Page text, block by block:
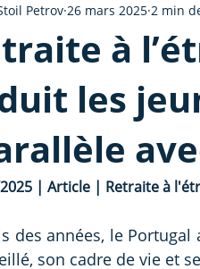
à
les
Petrov 26 mars 2025 2 min
| Article | Retraite à
des années, le
son cadre de vie et